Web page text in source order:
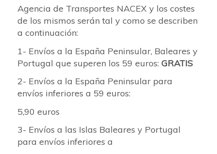
Agencia de Transportes NACEX y los costes
de los mismos serán tal y como se describen
a continuación:
1- Envíos a la España Peninsular, Baleares y
Portugal que superen los 59 euros: GRATIS
2- Envíos a la España Peninsular para
envíos inferiores a 59 euros:
5,90 euros
3- Envíos a las Islas Baleares y Portugal
para envíos inferiores a